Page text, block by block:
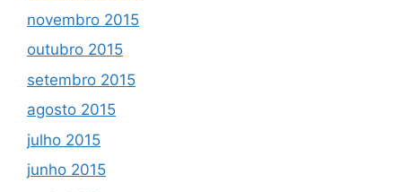
novembro 2015
outubro 2015
setembro 2015
agosto 2015
julho 2015
junho 2015